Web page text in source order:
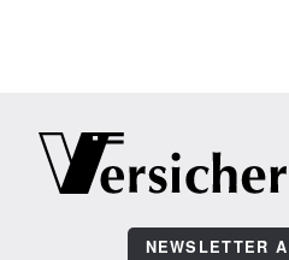
NEWSLETTER